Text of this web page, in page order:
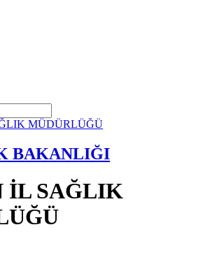
BAKANLIĞI
İL SAĞLIK